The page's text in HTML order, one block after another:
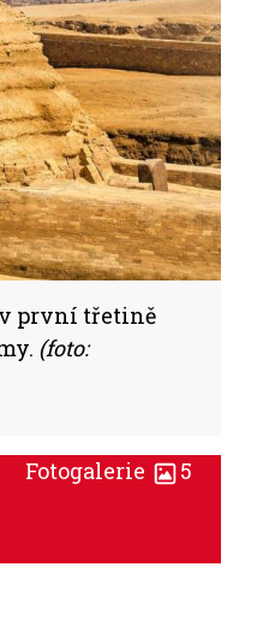
první třetině
(foto:
Fotogalerie 5